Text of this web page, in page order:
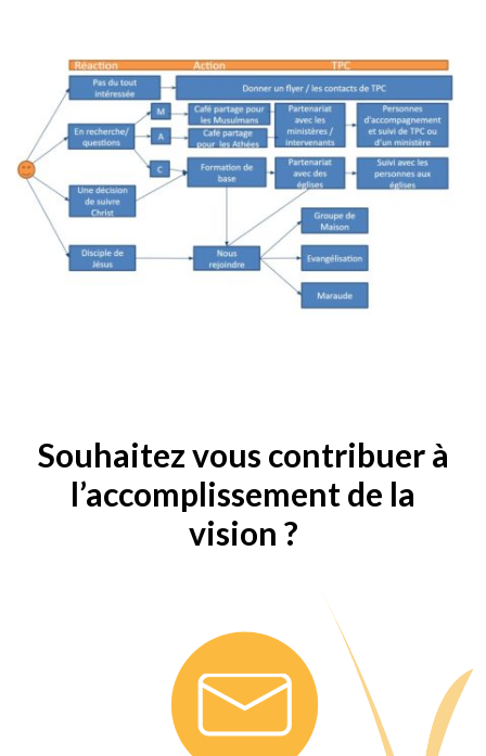
Souhaitez vous contribuer à
l’accomplissement de la
vision ?